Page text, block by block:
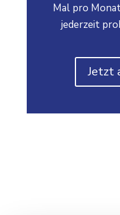
Mal pro
jederzeit
Jetzt